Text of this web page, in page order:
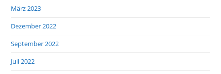
März 2023
Dezember 2022
September 2022
Juli 2022